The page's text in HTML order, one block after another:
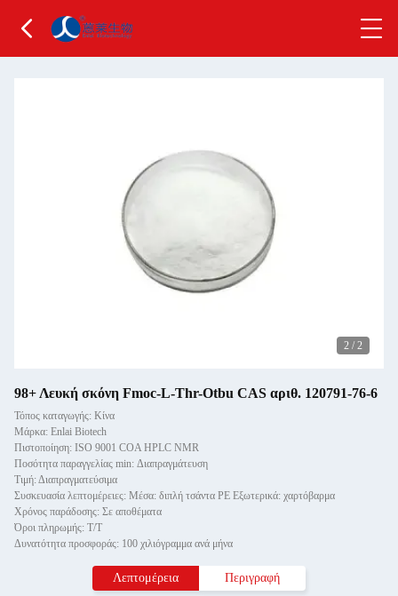
2 / 2
98+ Λευκή σκόνη Fmoc-L-Thr-Otbu CAS αριθ. 120791-76-6
Τόπος καταγωγής: Κίνα
Μάρκα: Enlai Biotech
Πιστοποίηση: ISO 9001 COA HPLC NMR
Ποσότητα παραγγελίας min: Διαπραγμάτευση
Τιμή: Διαπραγματεύσιμα
Συσκευασία λεπτομέρειες: Μέσα: διπλή τσάντα PE Εξωτερικά: χαρτόβαρμα
Χρόνος παράδοσης: Σε αποθέματα
Όροι πληρωμής: Τ/Τ
Δυνατότητα προσφοράς: 100 χιλιόγραμμα ανά μήνα
Λεπτομέρεια Περιγραφή